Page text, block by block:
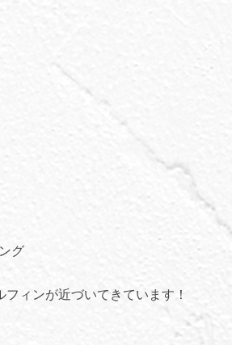
グ
ィンが近づいてきています！